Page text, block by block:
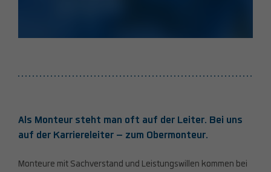
Als Monteur steht man oft auf der Leiter. Bei uns
auf der Karriereleiter – zum Obermonteur.
Monteure mit Sachverstand und Leistungswillen kommen bei